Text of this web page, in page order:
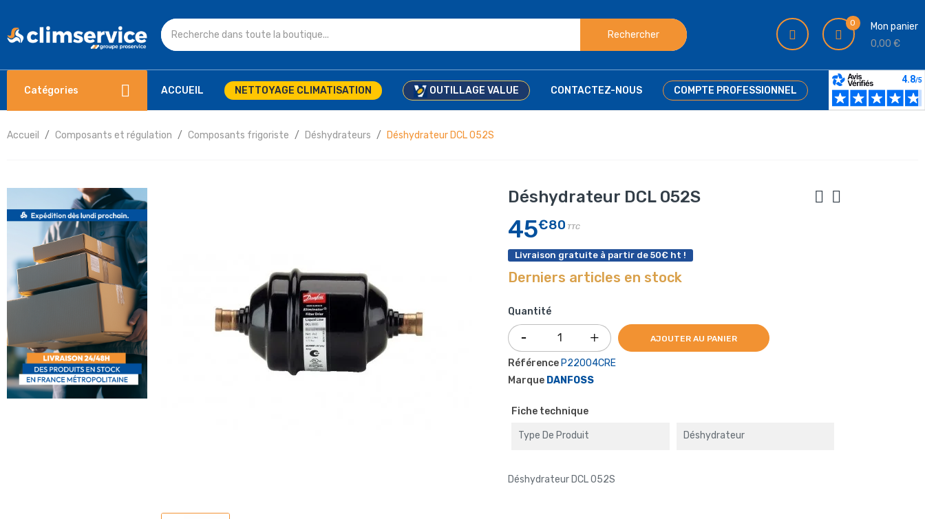
Rechercher
0
Mon panier
0,00 €
Catégories ACCUEIL NETTOYAGE CLIMATISATION OUTILLAGE VALUE CONTACTEZ-NOUS COMPTE PROFESSIONNEL
Accueil Composants et régulation Composants frigoriste Déshydrateurs Déshydrateur DCL 052S
Déshydrateur DCL 052S
45€80 TTC
Livraison gratuite à partir de 50€ ht !
Derniers articles en stock
Quantité
AJOUTER AU PANIER
Référence P22004CRE
Marque DANFOSS
Fiche technique
Type De Produit Déshydrateur
Déshydrateur DCL 052S